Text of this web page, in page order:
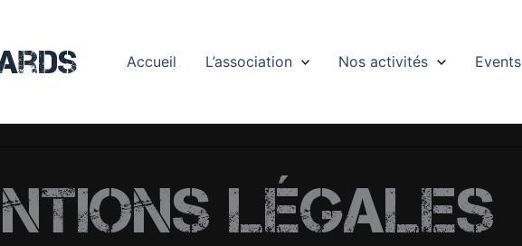
Accueil L’association Nos activités Events
légales